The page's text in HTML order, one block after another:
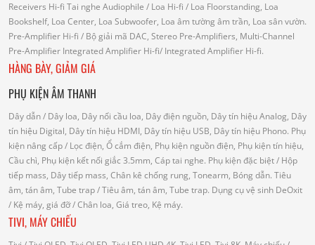
Receivers Hi-fi Tai nghe Audiophile / Loa Hi-fi / Loa Floorstanding, Loa
Bookshelf, Loa Center, Loa Subwoofer, Loa âm tường âm trần, Loa sân vườn.
Pre-Amplifier Hi-fi / Bộ giải mã DAC, Stereo Pre-Amplifiers, Multi-Channel
Pre-Amplifier Integrated Amplifier Hi-fi/ Integrated Amplifier Hi-fi.
HÀNG BÀY, GIẢM GIÁ
PHỤ KIỆN ÂM THANH
Dây dẫn/ Dây loa, Dây nối cầu loa, Dây điện nguồn, Dây tín hiệu Analog, Dây
tín hiệu Digital, Dây tín hiệu HDMI, Dây tín hiệu USB, Dây tín hiệu Phono. Phụ
kiện nâng cấp/ Lọc điện, Ổ cắm điện, Phụ kiện nguồn điện, Phụ kiện tín hiệu,
Cầu chì, Phụ kiện kết nối giắc 3.5mm, Cáp tai nghe. Phụ kiện đặc biệt/ Hộp
tiếp mass, Dây tiếp mass, Chân kê chống rung, Tonearm, Bóng dẫn. Tiêu
âm, tán âm, Tube trap/ Tiêu âm, tán âm, Tube trap. Dụng cụ vệ sinh DeOxit
/ Kệ máy, giá đỡ/ Chân loa, Giá treo, Kệ máy.
TIVI, MÁY CHIẾU